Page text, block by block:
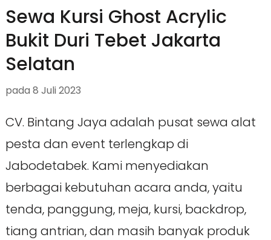
Sewa Kursi Ghost Acrylic
Bukit Duri Tebet Jakarta
Selatan
pada 8 Juli 2023
CV. Bintang Jaya adalah pusat sewa alat
pesta dan event terlengkap di
Jabodetabek. Kami menyediakan
berbagai kebutuhan acara anda, yaitu
tenda, panggung, meja, kursi, backdrop,
tiang antrian, dan masih banyak produk